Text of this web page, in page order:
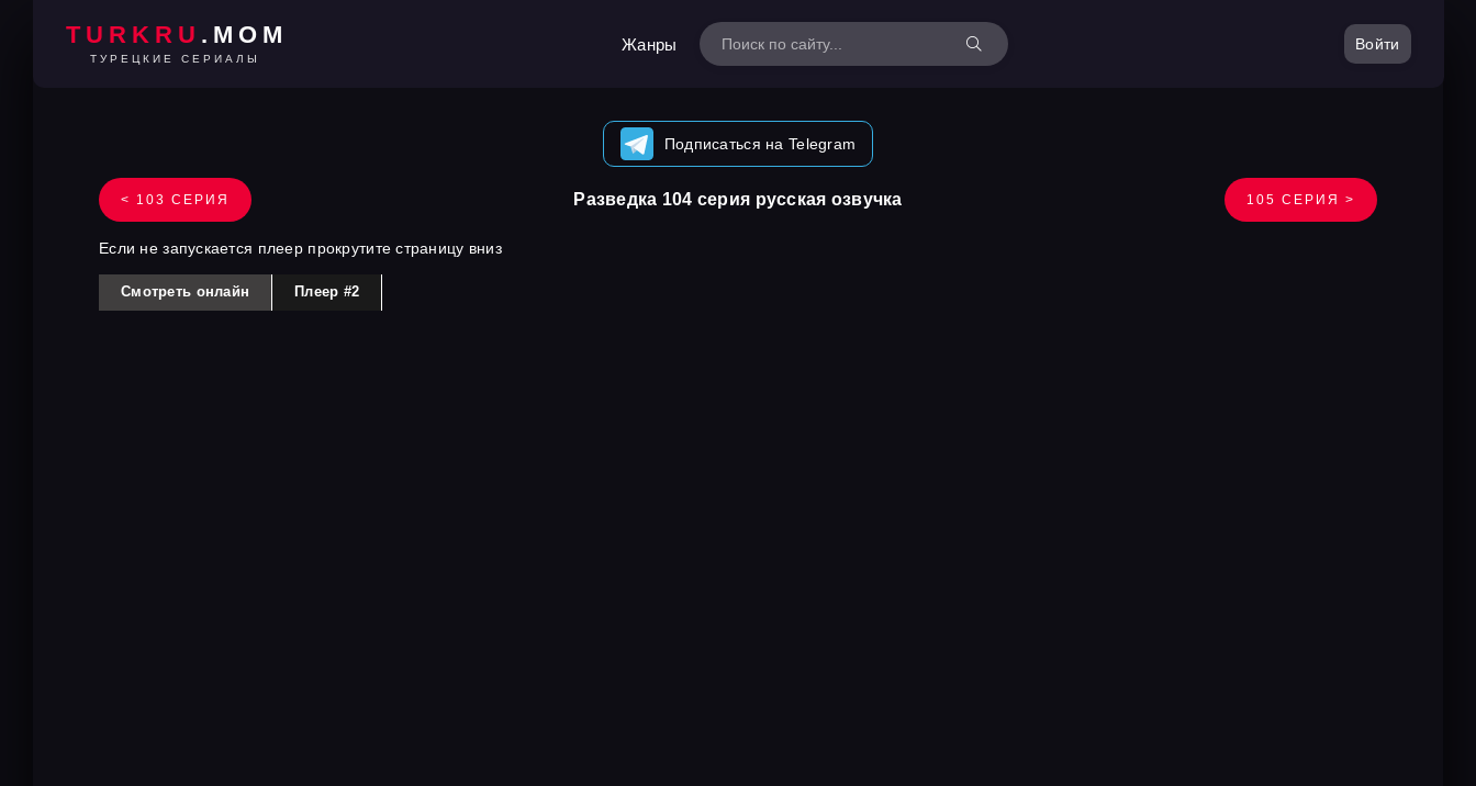
TURKRU .MOM
ТУРЕЦКИЕ СЕРИАЛЫ
Жанры Войти
Подписаться на Telegram
< 103 СЕРИЯ Разведка 104 серия русская озвучка 105 СЕРИЯ >
Если не запускается плеер прокрутите страницу вниз
Смотреть онлайн Плеер #2